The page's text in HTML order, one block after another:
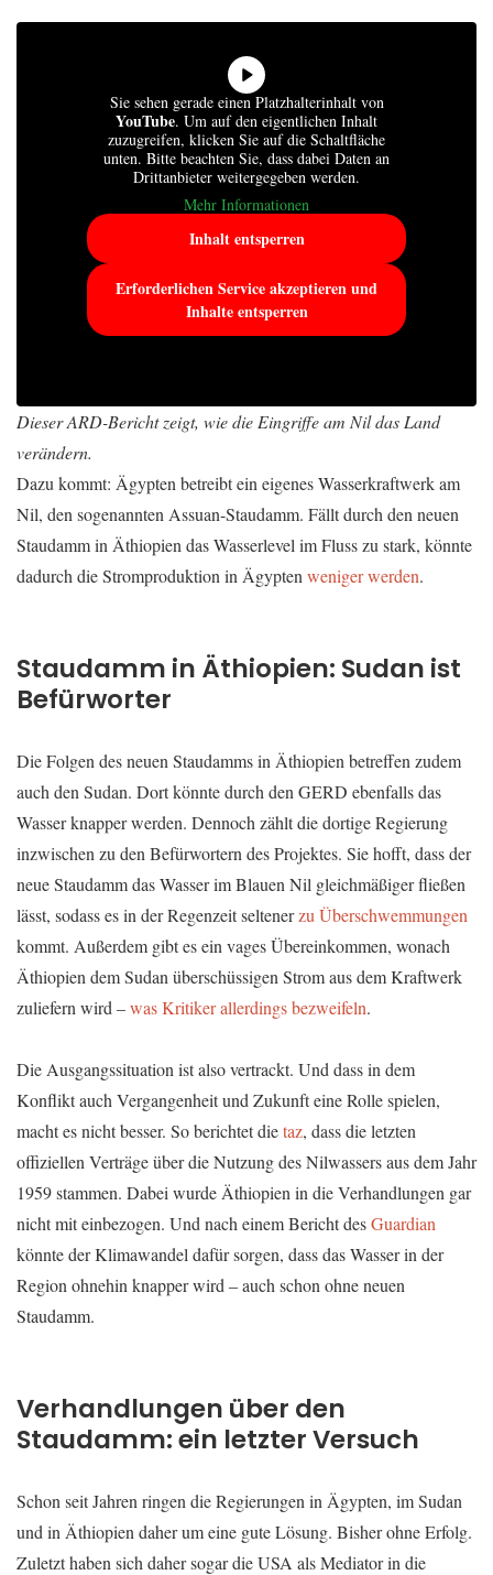
Sie sehen gerade einen Platzhalterinhalt von
YouTube. Um auf den eigentlichen Inhalt
zuzugreifen, klicken Sie auf die Schaltfläche
unten. Bitte beachten Sie, dass dabei Daten an
Drittanbieter weitergegeben werden.
Mehr Informationen
Inhalt entsperren
Erforderlichen Service akzeptieren und
Inhalte entsperren
Dieser ARD-Bericht zeigt, wie die Eingriffe am Nil das Land
verändern.
Dazu kommt: Ägypten betreibt ein eigenes Wasserkraftwerk am
Nil, den sogenannten Assuan-Staudamm. Fällt durch den neuen
Staudamm in Äthiopien das Wasserlevel im Fluss zu stark, könnte
dadurch die Stromproduktion in Ägypten weniger werden.
Staudamm in Äthiopien: Sudan ist
Befürworter
Die Folgen des neuen Staudamms in Äthiopien betreffen zudem
auch den Sudan. Dort könnte durch den GERD ebenfalls das
Wasser knapper werden. Dennoch zählt die dortige Regierung
inzwischen zu den Befürwortern des Projektes. Sie hofft, dass der
neue Staudamm das Wasser im Blauen Nil gleichmäßiger fließen
lässt, sodass es in der Regenzeit seltenerzu Überschwemmungen
kommt. Außerdem gibt es ein vages Übereinkommen, wonach
Äthiopien dem Sudan überschüssigen Strom aus dem Kraftwerk
zuliefern wird –was Kritiker allerdings bezweifeln.
Die Ausgangssituation ist also vertrackt. Und dass in dem
Konflikt auch Vergangenheit und Zukunft eine Rolle spielen,
macht es nicht besser. So berichtet dietaz, dass die letzten
offiziellen Verträge über die Nutzung des Nilwassers aus dem Jahr
1959 stammen. Dabei wurde Äthiopien in die Verhandlungen gar
nicht mit einbezogen. Und nach einem Bericht desGuardian
könnte der Klimawandel dafür sorgen, dass das Wasser in der
Region ohnehin knapper wird – auch schon ohne neuen
Staudamm.
Verhandlungen über den
Staudamm: ein letzter Versuch
Schon seit Jahren ringen die Regierungen in Ägypten, im Sudan
und in Äthiopien daher um eine gute Lösung. Bisher ohne Erfolg.
Zuletzt haben sich daher sogar die USA als Mediator in die